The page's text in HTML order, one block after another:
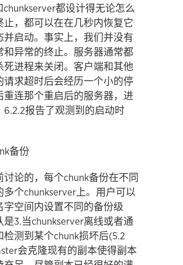
chunkserver都设计得无论怎么
止，都可以在在几秒内恢复它
并启动。事实上，我们并没有
和异常的终止。服务器通常都
死进程来关闭。客户端和其他
请求超时后会经历一个小的停
重连那个重启后的服务器，进
6.2.2报告了观测到的启动时
备份
讨论的，每个chunk备份在不同
多个chunkserver上。用户可以
字空间内设置不同的备份级
是3.当chunkserver离线或者通
检测到某个chunk损坏后(5.2
会克隆现有的副本使得副本